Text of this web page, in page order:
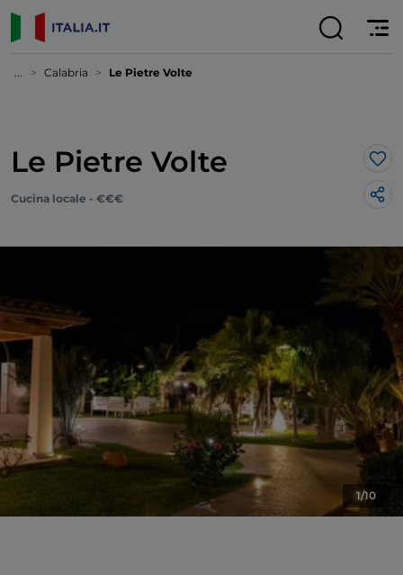
... Calabria Le Pietre Volte
Le Pietre Volte
Cucina locale - €€€
1/10